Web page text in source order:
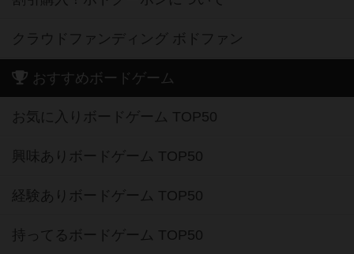
クラウドファンディング ボドファン
おすすめボードゲーム
お気に入りボードゲーム TOP50
興味ありボードゲーム TOP50
経験ありボードゲーム TOP50
持ってるボードゲーム TOP50